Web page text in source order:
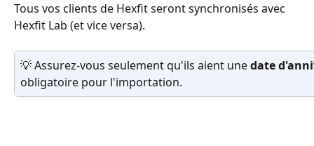
Tous vos clients de Hexfit seront synchronisés avec
Hexfit Lab (et vice versa).
💡 Assurez-vous seulement qu'ils aient une date
obligatoire pour l'importation.